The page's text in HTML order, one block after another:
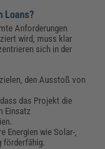
Loans?
Anforderungen
wird, muss klar
sich in der
den Ausstoß von
das Projekt die
Einsatz
Energien wie Solar-,
förderfähig.